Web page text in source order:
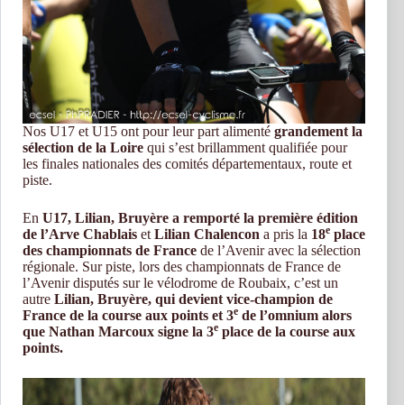
Nos U17 et U15 ont pour leur part alimenté grandement la
sélection de la Loire qui s’est brillamment qualifiée pour
les finales nationales des comités départementaux, route et
piste.
En U17, Lilian, Bruyère a remporté la première édition
de l’Arve Chablais et Lilian Chalencon a pris la 18e place
des championnats de France de l’Avenir avec la sélection
régionale. Sur piste, lors des championnats de France de
l’Avenir disputés sur le vélodrome de Roubaix, c’est un
autre Lilian, Bruyère, qui devient vice-champion de
France de la course aux points et 3e de l’omnium alors
que Nathan Marcoux signe la 3e place de la course aux
points.